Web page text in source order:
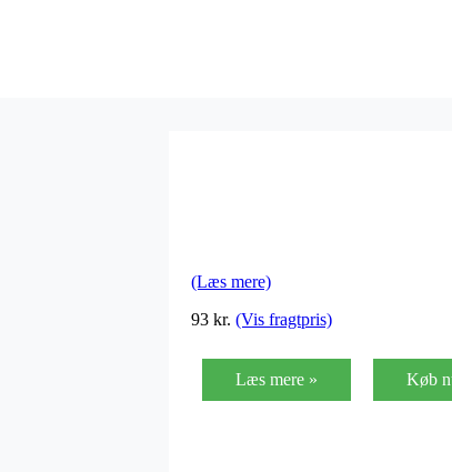
(Læs mere)
93 kr. (Vis fragtpris)
Læs mere » Køb